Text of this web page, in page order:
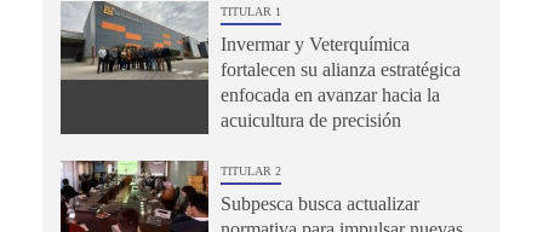
TITULAR 1
Invermar y Veterquímica
fortalecen su alianza estratégica
enfocada en avanzar hacia la
acuicultura de precisión
TITULAR 2
Subpesca busca actualizar